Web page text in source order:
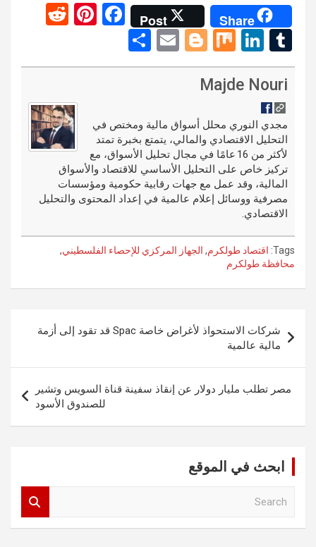
Share
Post
F
ce
o
k
Pi
er
t
d
t
T
u
m
bl
r
Li
n
ke
n
M
ix
Bl
o
er
E
m
h
Majde Nouri
مجدي النوري محلل أسواق مالية ومختص في
التحليل الاقتصادي والمالي، يتمتع بخبرة تمتد
لأكثر من 16 عامًا في مجال تحليل الأسواق، مع
تركيز خاص على التحليل الأساسي للاقتصاد والأسواق
المالية، وقد عمل مع جهات رقابية حكومية ومؤسسات
مصرفية ووسائل إعلام عالمية في إعداد المحتوى والتحليل
الاقتصادي.
Tags: اقتصاد طولكرم, الجهاز المركزي للإحصاء الفلسطيني,
محافظة طولكرم
المقالات
شركات الاستحواذ لأغراض خاصة Spac قد تقود إلى أزمة
مالية عالمية
مصر تطلب مليار دولار عن إنقاذ سفينة قناة السويس وتشير
للصندوق الأسود
ابحث في الموقع